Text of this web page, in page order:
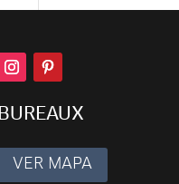
BUREAUX
VER MAPA